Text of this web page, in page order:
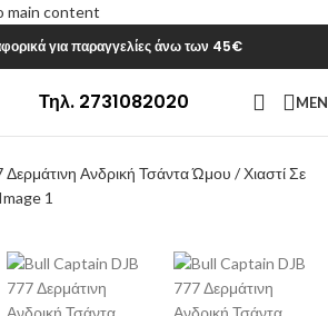
main content
για παραγγελίες άνω των 45€
Τηλ. 2731082020